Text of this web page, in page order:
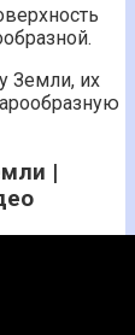
Земли, их
|